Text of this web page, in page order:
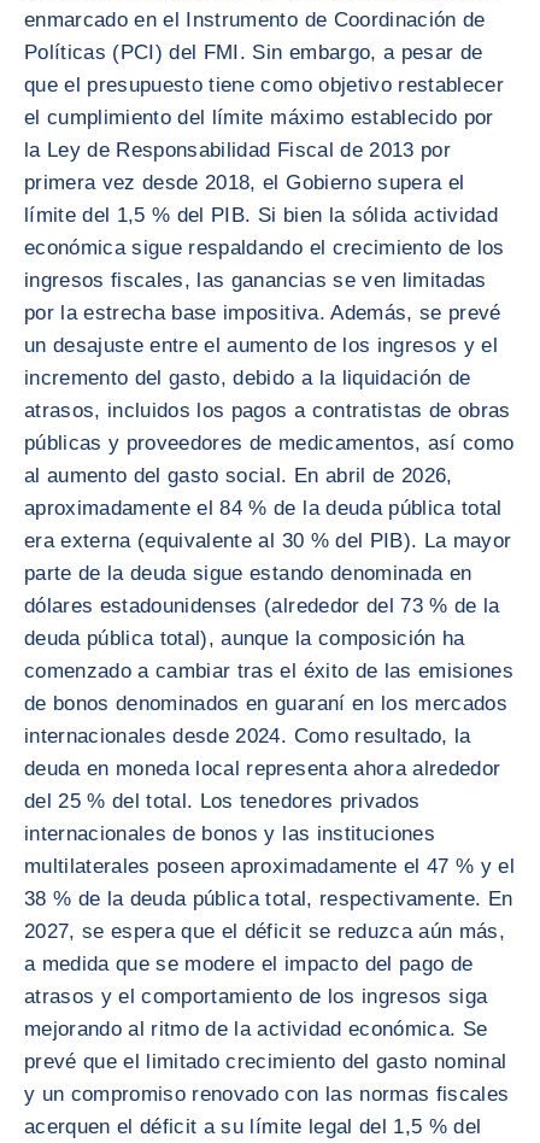
enmarcado en el Instrumento de Coordinación de
Políticas (PCI) del FMI. Sin embargo, a pesar de
que el presupuesto tiene como objetivo restablecer
el cumplimiento del límite máximo establecido por
la Ley de Responsabilidad Fiscal de 2013 por
primera vez desde 2018, el Gobierno supera el
límite del 1,5 % del PIB. Si bien la sólida actividad
económica sigue respaldando el crecimiento de los
ingresos fiscales, las ganancias se ven limitadas
por la estrecha base impositiva. Además, se prevé
un desajuste entre el aumento de los ingresos y el
incremento del gasto, debido a la liquidación de
atrasos, incluidos los pagos a contratistas de obras
públicas y proveedores de medicamentos, así como
al aumento del gasto social. En abril de 2026,
aproximadamente el 84 % de la deuda pública total
era externa (equivalente al 30 % del PIB). La mayor
parte de la deuda sigue estando denominada en
dólares estadounidenses (alrededor del 73 % de la
deuda pública total), aunque la composición ha
comenzado a cambiar tras el éxito de las emisiones
de bonos denominados en guaraní en los mercados
internacionales desde 2024. Como resultado, la
deuda en moneda local representa ahora alrededor
del 25 % del total. Los tenedores privados
internacionales de bonos y las instituciones
multilaterales poseen aproximadamente el 47 % y el
38 % de la deuda pública total, respectivamente. En
2027, se espera que el déficit se reduzca aún más,
a medida que se modere el impacto del pago de
atrasos y el comportamiento de los ingresos siga
mejorando al ritmo de la actividad económica. Se
prevé que el limitado crecimiento del gasto nominal
y un compromiso renovado con las normas fiscales
acerquen el déficit a su límite legal del 1,5 % del